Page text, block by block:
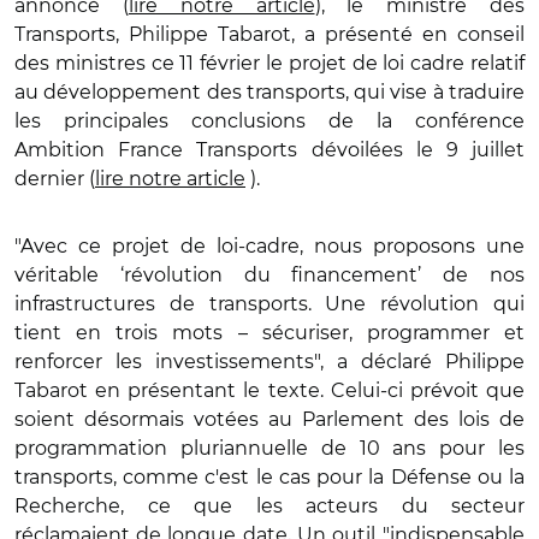
annoncé (lire notre article), le ministre des
Transports, Philippe Tabarot, a présenté en conseil
des ministres ce 11 février le projet de loi cadre relatif
au développement des transports, qui vise à traduire
les principales conclusions de la conférence
Ambition France Transports dévoilées le 9 juillet
dernier ( lire notre article ).
"Avec ce projet de loi-cadre, nous proposons une
véritable ‘révolution du financement’ de nos
infrastructures de transports. Une révolution qui
tient en trois mots – sécuriser, programmer et
renforcer les investissements", a déclaré Philippe
Tabarot en présentant le texte. Celui-ci prévoit que
soient désormais votées au Parlement des lois de
programmation pluriannuelle de 10 ans pour les
transports, comme c'est le cas pour la Défense ou la
Recherche, ce que les acteurs du secteur
réclamaient de longue date. Un outil
"indispensable